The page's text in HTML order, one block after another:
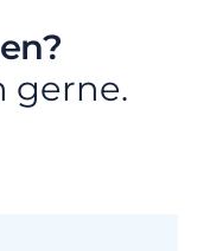
gerne.